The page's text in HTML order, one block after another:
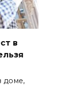
в
доме,